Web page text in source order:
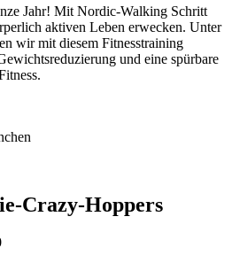
Jahr! Mit Nordic-Walking Schritt
aktiven Leben erwecken. Unter
wir mit diesem Fitnesstraining
und eine spürbare
Crazy-Hoppers